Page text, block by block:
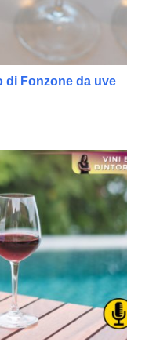
di Fonzone da uve